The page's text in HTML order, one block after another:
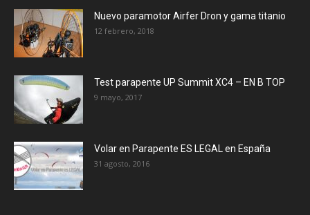
Nuevo paramotor Airfer Dron y gama titanio
12 febrero, 2018
Test parapente UP Summit XC4 – EN B TOP
9 mayo, 2017
Volar en Parapente ES LEGAL en España
31 agosto, 2016